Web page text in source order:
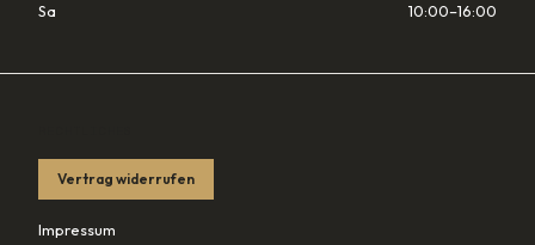
Sa
10:00–16:00
Vertrag widerrufen
Impressum